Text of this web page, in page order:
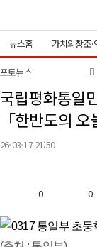
뉴스홈 가치의창조
뉴스홈 전체
환경
가치의창
바일
페이
유통
포토뉴스
국립평화통일
「한반도의
26-03-17 21:50
0 0